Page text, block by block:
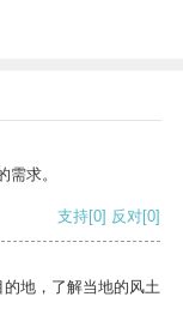
求。
支持[0] 反对[0]
地，了解当地的风土